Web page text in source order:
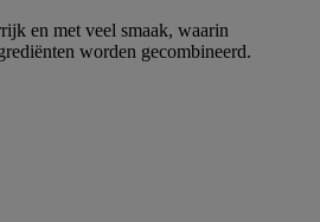
en met veel smaak, waarin
worden gecombineerd.